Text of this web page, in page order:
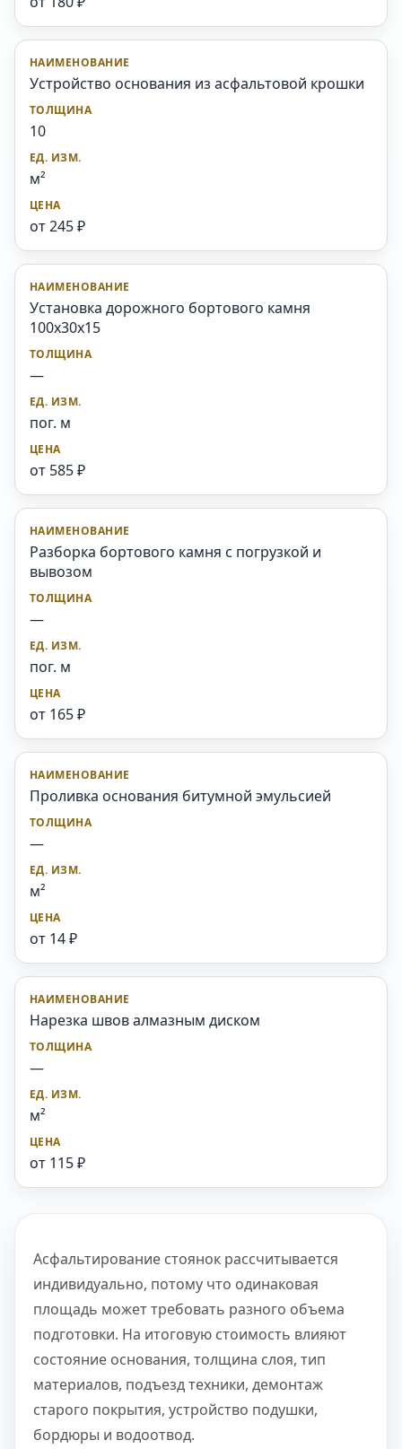
Устройство основания из асфальтовой крошки
10
м²
от 245 ₽
Установка дорожного бортового камня
100x30x15
—
пог. м
от 585 ₽
Разборка бортового камня с погрузкой и
вывозом
—
пог. м
от 165 ₽
Проливка основания битумной эмульсией
—
м²
от 14 ₽
Нарезка швов алмазным диском
—
м²
от 115 ₽
Асфальтирование стоянок рассчитывается
индивидуально, потому что одинаковая
площадь может требовать разного объема
подготовки. На итоговую стоимость влияют
состояние основания, толщина слоя, тип
материалов, подъезд техники, демонтаж
старого покрытия, устройство подушки,
бордюры и водоотвод.